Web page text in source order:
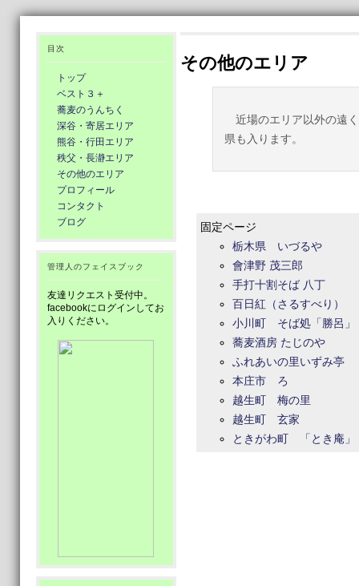
目次
トップ
ベスト３＋
蕎麦のうんちく
深谷・寄居エリア
熊谷・行田エリア
秩父・長瀞エリア
その他のエリア
プロフィール
コンタクト
ブログ
管理人のフェイスブック
友達リクエスト受付中。
facebookにログインしてお
入りください。
その他のエリア
近場のエリア以外の遠
県も入ります。
固定ページ
栃木県 いづるや
會津野 茂三郎
手打十割そば 八丁
百日紅（さるすべり）
小川町 そば処「勝呂」
蕎麦酒房 たじのや
ふれあいの里いずみ亭
本庄市 ろ
越生町 梅の里
越生町 玄家
ときがわ町 「とき庵」